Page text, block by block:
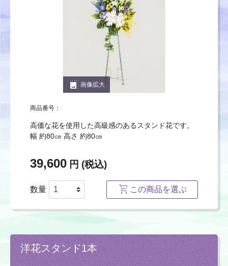
photo_size_select_large 画像拡大
商品番号：
高価な花を使用した高級感のあるスタンド花です。
幅 約80㎝ 高さ 約80㎝
39,600 円 (税込)
数量 この商品を選ぶ
洋花スタンド1本